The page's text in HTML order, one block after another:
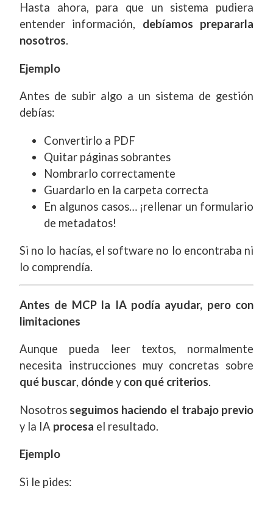
Hasta ahora, para que un sistema pudiera
entender información, debíamos prepararla
nosotros.
Ejemplo
Antes de subir algo a un sistema de gestión
debías:
Convertirlo a PDF
Quitar páginas sobrantes
Nombrarlo correctamente
Guardarlo en la carpeta correcta
En algunos casos… ¡rellenar un formulario
de metadatos!
Si no lo hacías, el software no lo encontraba ni
lo comprendía.
Antes de MCP la IA podía ayudar, pero con
limitaciones
Aunque pueda leer textos, normalmente
necesita instrucciones muy concretas sobre
qué buscar, dóndey con qué criterios.
Nosotros seguimos haciendo el trabajo previo
y la IA procesa el resultado.
Ejemplo
Si le pides: